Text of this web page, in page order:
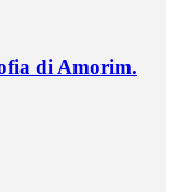
di Amorim.